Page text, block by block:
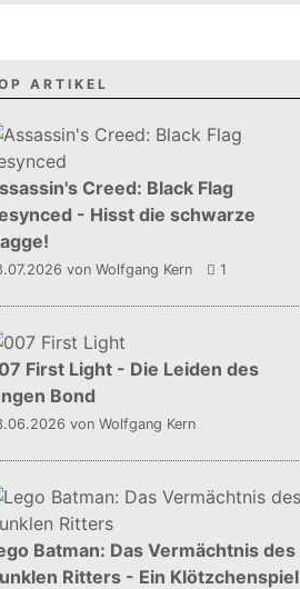
ARTIKEL
Creed: Black Flag
- Hisst die schwarze
von Wolfgang Kern 1
First Light - Die Leiden des
Bond
von Wolfgang Kern
Batman: Das Vermächtnis des
Ritters - Ein Klötzchenspiel